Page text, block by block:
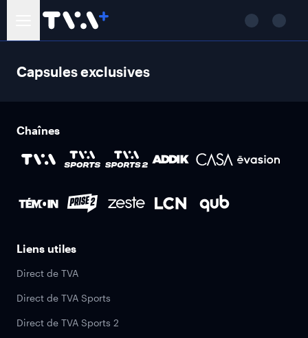
Capsules exclusives
Chaînes
Liens utiles
Direct de TVA
Direct de TVA Sports
Direct de TVA Sports 2